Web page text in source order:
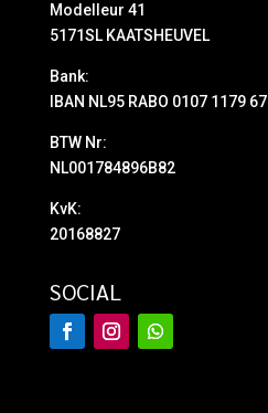
Modelleur 41
5171SL KAATSHEUVEL
Bank:
IBAN NL95 RABO 0107 1179 67
BTW Nr:
NL001784896B82
KvK:
20168827
SOCIAL